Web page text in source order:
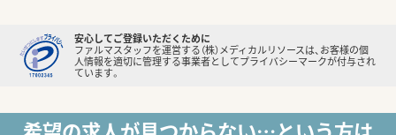
安心してご登録いただくために
ファルマスタッフを運営する（株）メディカルリソースは、お客様の個
人情報を適切に管理する事業者としてプライバシーマークが付与され
ています。